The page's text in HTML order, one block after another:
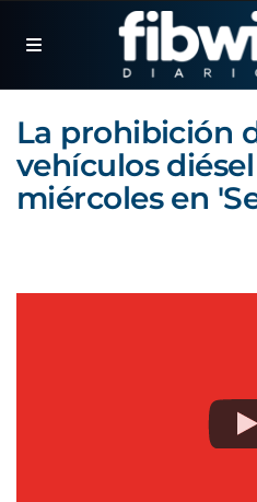
La prohibición
vehículos
miércoles en